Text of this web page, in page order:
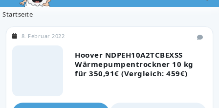
Startseite
Hoover NDPEH10A2TCBEXSS
Wärmepumpentrockner 10 kg
für 350,91€ (Vergleich: 459€)
8. Februar 2022